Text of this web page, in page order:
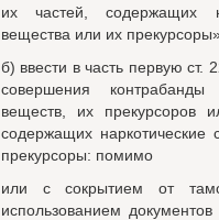
их частей, содержащих
вещества или их
б) ввести в часть первую
совершения контрабанды
веществ, их прекурсоров
содержащих наркотические
прекурсоры: помимо
или с сокрытием от
использованием